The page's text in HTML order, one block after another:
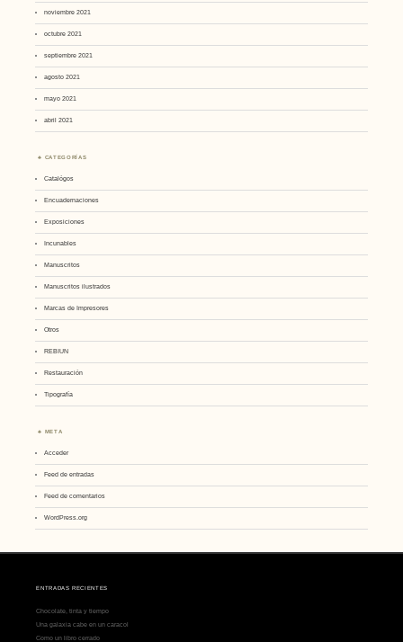
noviembre 2021
octubre 2021
septiembre 2021
agosto 2021
mayo 2021
abril 2021
CATEGORÍAS
Catalógos
Encuadernaciones
Exposiciones
Incunables
Manuscritos
Manuscritos ilustrados
Marcas de Impresores
Otros
REBIUN
Restauración
Tipografía
META
Acceder
Feed de entradas
Feed de comentarios
WordPress.org
ENTRADAS RECIENTES
Chocolate, tinta y tiempo
Una galaxia cabe en un caracol
Como un libro cerrado